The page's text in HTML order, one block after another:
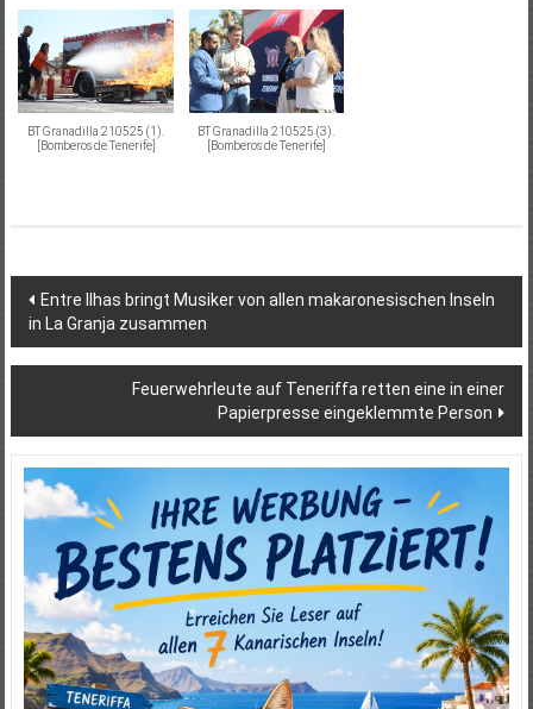
BT Granadilla 210525 (1).
[Bomberos de Tenerife]
BT Granadilla 210525 (3).
[Bomberos de Tenerife]
Beitragsnavigation
Entre Ilhas bringt Musiker von allen makaronesischen Inseln
in La Granja zusammen
Feuerwehrleute auf Teneriffa retten eine in einer
Papierpresse eingeklemmte Person